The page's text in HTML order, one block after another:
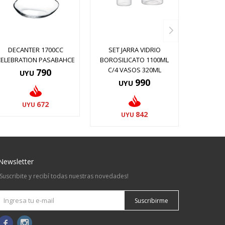
DECANTER 1700CC
PASABAHCE
UYU 790
UYU 672
SET JARRA VIDRIO
BOROSILICATO 1100ML
C/4 VASOS 320ML
UYU 990
UYU 842
y recibí todas nuestras novedades!
Suscribirme
 